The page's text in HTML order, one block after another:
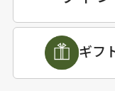
ギフ